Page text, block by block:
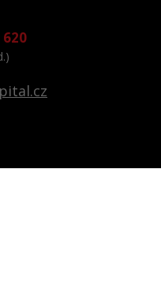
620